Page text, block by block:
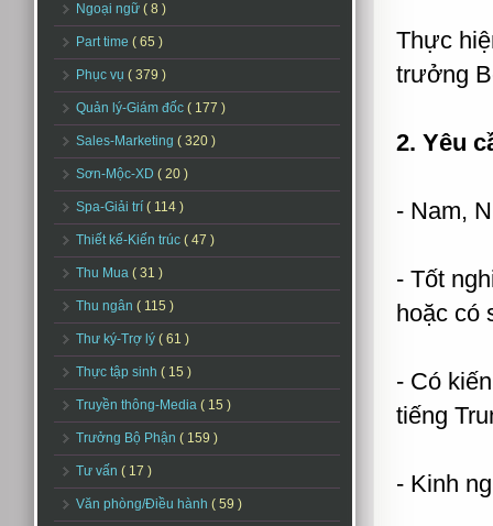
Ngoại ngữ ( 8 )
Part time ( 65 )
Phục vụ ( 379 )
Quản lý-Giám đốc ( 177 )
Sales-Marketing ( 320 )
Sơn-Mộc-XD ( 20 )
Spa-Giải trí ( 114 )
Thiết kế-Kiến trúc ( 47 )
Thu Mua ( 31 )
Thu ngân ( 115 )
Thư ký-Trợ lý ( 61 )
Thực tập sinh ( 15 )
Truyền thông-Media ( 15 )
Trưởng Bộ Phận ( 159 )
Tư vấn ( 17 )
Văn phòng/Điều hành ( 59 )
Thực
trưởng
2. Yêu
- Nam,
- Tốt
hoặc có
- Có
tiếng
- Kinh